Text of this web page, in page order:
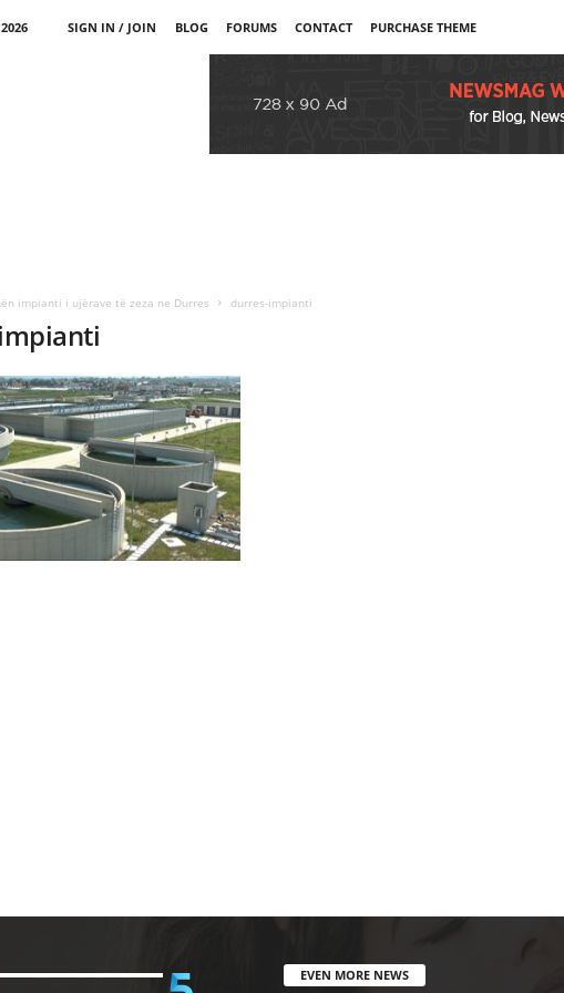
SIGN IN / JOIN BLOG FORUMS CONTACT PURCHASE THEME
impianti i ujërave të zeza ne Durres durres-impianti
EVEN MORE NEWS